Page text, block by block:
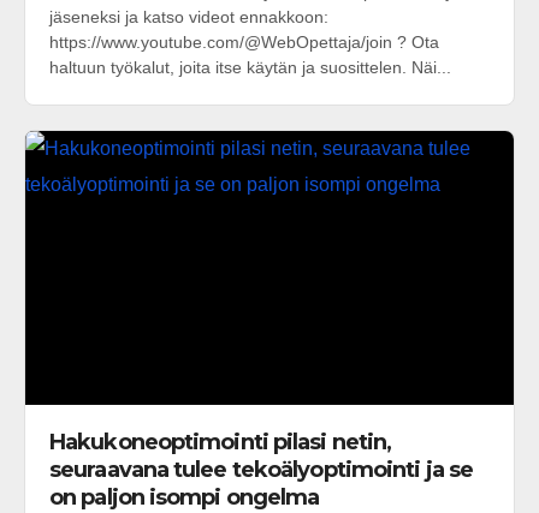
jäseneksi ja katso videot ennakkoon:
https://www.youtube.com/@WebOpettaja/join ? Ota
haltuun työkalut, joita itse käytän ja suosittelen. Näi...
Hakukoneoptimointi pilasi netin,
seuraavana tulee tekoälyoptimointi ja se
on paljon isompi ongelma